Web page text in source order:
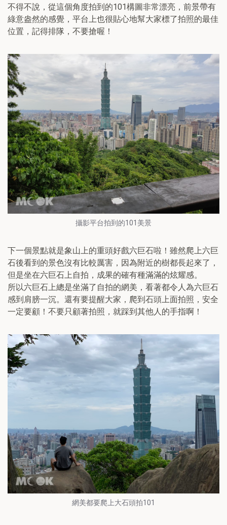
不得不說，從這個角度拍到的101構圖非常漂亮，前景帶有
綠意盎然的感覺，平台上也很貼心地幫大家標了拍照的最佳
位置，記得排隊，不要搶喔！
攝影平台拍到的101美景
下一個景點就是象山上的重頭好戲六巨石啦！雖然爬上六巨
石後看到的景色沒有比較厲害，因為附近的樹都長起來了，
但是坐在六巨石上自拍，成果的確有種滿滿的炫耀感。
所以六巨石上總是坐滿了自拍的網美，看著都令人為六巨石
感到肩膀一沉。還有要提醒大家，爬到石頭上面拍照，安全
一定要顧！不要只顧著拍照，就踩到其他人的手指啊！
網美都要爬上大石頭拍101